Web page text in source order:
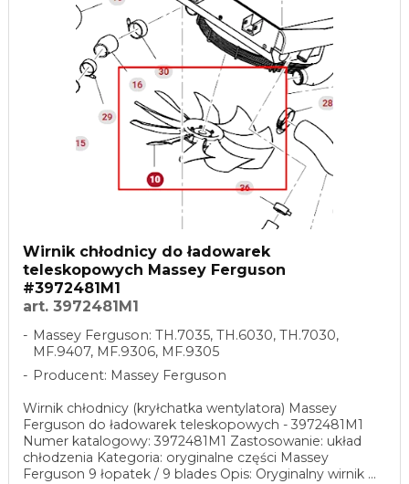
Wirnik chłodnicy do ładowarek
teleskopowych Massey Ferguson
#3972481M1
art. 3972481M1
Massey Ferguson: TH.7035, TH.6030, TH.7030,
MF.9407, MF.9306, MF.9305
Producent: Massey Ferguson
Wirnik chłodnicy (kryłchatka wentylatora) Massey
Ferguson do ładowarek teleskopowych - 3972481M1
Numer katalogowy: 3972481M1 Zastosowanie: układ
chłodzenia Kategoria: oryginalne części Massey
Ferguson 9 łopatek / 9 blades Opis: Oryginalny wirnik ...